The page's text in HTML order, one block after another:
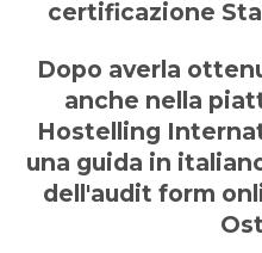
certificazione
Dopo averla
anche nella
Hostelling
una guida in
dell'audit form